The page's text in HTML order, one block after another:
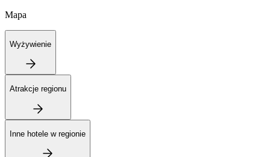
Mapa
Wyżywienie
Atrakcje regionu
Inne hotele w regionie